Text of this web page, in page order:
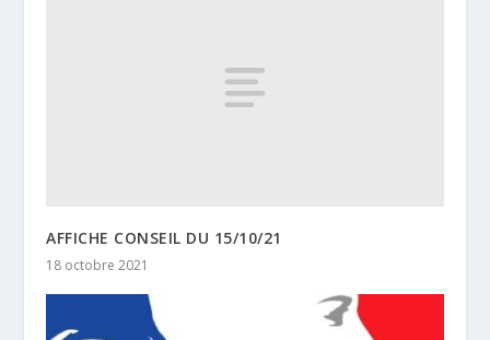
AFFICHE CONSEIL DU 15/10/21
18 octobre 2021